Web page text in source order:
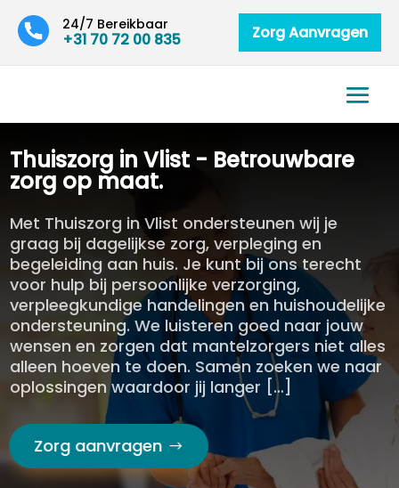
24/7 Bereikbaar
+31 70 72 00 835 Zorg Aanvragen
Thuiszorg in Vlist - Betrouwbare
zorg op maat.
Met Thuiszorg in Vlist ondersteunen wij je
graag bij dagelijkse zorg, verpleging en
begeleiding aan huis. Je kunt bij ons terecht
voor hulp bij persoonlijke verzorging,
verpleegkundige handelingen en huishoudelijke
ondersteuning. We luisteren goed naar jouw
wensen en zorgen dat mantelzorgers niet alles
alleen hoeven te doen. Samen zoeken we naar
oplossingen waardoor jij langer […]
Zorg aanvragen